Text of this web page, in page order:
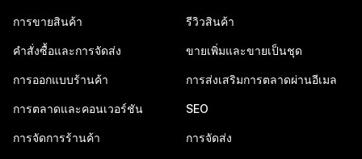
การขายสินค้า
คำสั่งซื้อและการจัดส่ง
การออกแบบร้านค้า
การตลาดและคอนเวอร์ชัน
การจัดการร้านค้า
รีวิวสินค้า
ขายเพิ่มและขายเป็นชุด
การส่งเสริมการตลาดผ่านอีเมล
SEO
การจัดส่ง